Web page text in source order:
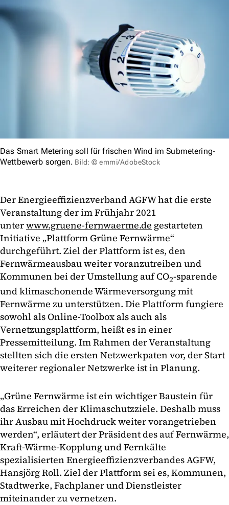
Das Smart Metering soll für frischen Wind im Submetering-
Wettbewerb sorgen. Bild: © emmi/AdobeStock
Der Energieeffizienzverband AGFW hat die erste
Veranstaltung der im Frühjahr 2021
unterwww.gruene-fernwaerme.de gestarteten
Initiative „Plattform Grüne Fernwärme“
durchgeführt. Ziel der Plattform ist es, den
Fernwärmeausbau weiter voranzutreiben und
Kommunen bei der Umstellung auf CO2-sparende
und klimaschonende Wärmeversorgung mit
Fernwärme zu unterstützen. Die Plattform fungiere
sowohl als Online-Toolbox als auch als
Vernetzungsplattform, heißt es in einer
Pressemitteilung. Im Rahmen der Veranstaltung
stellten sich die ersten Netzwerkpaten vor, der Start
weiterer regionaler Netzwerke ist in Planung.
„Grüne Fernwärme ist ein wichtiger Baustein für
das Erreichen der Klimaschutzziele. Deshalb muss
ihr Ausbau mit Hochdruck weiter vorangetrieben
werden“, erläutert der Präsident des auf Fernwärme,
Kraft-Wärme-Kopplung und Fernkälte
spezialisierten Energieeffizienzverbandes AGFW,
Hansjörg Roll. Ziel der Plattform sei es, Kommunen,
Stadtwerke, Fachplaner und Dienstleister
miteinander zu vernetzen.